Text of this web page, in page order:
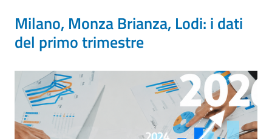
Milano, Monza Brianza, Lodi: i dati
del primo trimestre